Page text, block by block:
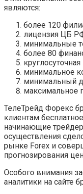
являются:
более 120
лицензия ЦБ
минимальные
более 80
минимальное
минимальный
максимальное
ТелеТрейд Форекс
клиентам
начинающие
осуществления
рынке Forex и
прогнозирования
Особого внимания
аналитики на сайте